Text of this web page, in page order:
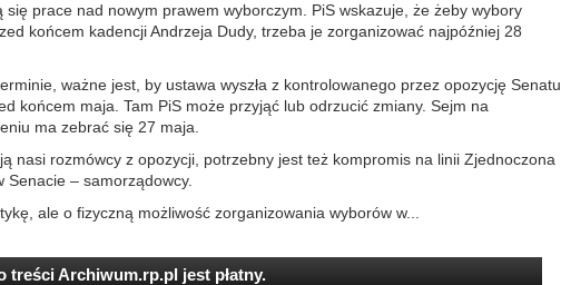
się prace nad nowym prawem wyborczym. PiS wskazuje, że żeby wybory
końcem kadencji Andrzeja Dudy, trzeba je zorganizować najpóźniej 28
ważne jest, by ustawa wyszła z kontrolowanego przez opozycję Senatu
końcem maja. Tam PiS może przyjąć lub odrzucić zmiany. Sejm na
ma zebrać się 27 maja.
nasi rozmówcy z opozycji, potrzebny jest też kompromis na linii Zjednoczona
Senacie – samorządowcy.
ale o fizyczną możliwość zorganizowania wyborów w...
treści Archiwum.rp.pl jest płatny.